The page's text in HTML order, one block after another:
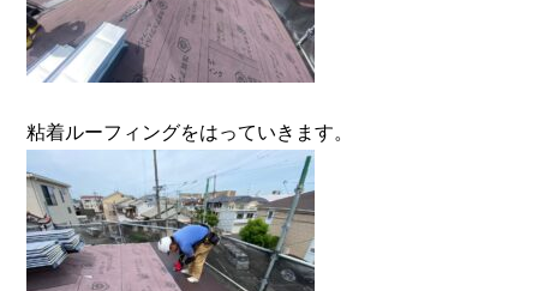
粘着ルーフィングをはっていきます。